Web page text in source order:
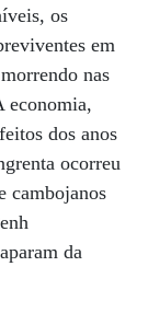
os
em
nas
economia,
dos anos
ocorreu
cambojanos
da